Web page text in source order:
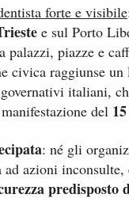
forte e visibile
e sul Porto
palazzi, piazze e
civica raggiunse
italiani,
del
: né gli
azioni inconsulte,
predisposto